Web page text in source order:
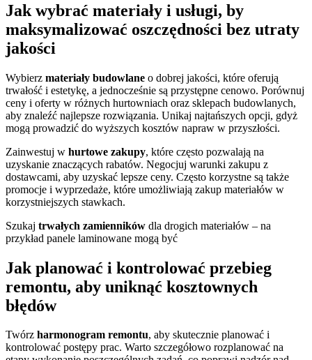
Jak wybrać materiały i usługi, by
maksymalizować oszczędności bez utraty
jakości
Wybierz materiały budowlane o dobrej jakości, które oferują
trwałość i estetykę, a jednocześnie są przystępne cenowo. Porównuj
ceny i oferty w różnych hurtowniach oraz sklepach budowlanych,
aby znaleźć najlepsze rozwiązania. Unikaj najtańszych opcji, gdyż
mogą prowadzić do wyższych kosztów napraw w przyszłości.
Zainwestuj w hurtowe zakupy, które często pozwalają na
uzyskanie znaczących rabatów. Negocjuj warunki zakupu z
dostawcami, aby uzyskać lepsze ceny. Często korzystne są także
promocje i wyprzedaże, które umożliwiają zakup materiałów w
korzystniejszych stawkach.
Szukaj trwałych zamienników dla drogich materiałów – na
przykład panele laminowane mogą być
Jak planować i kontrolować przebieg
remontu, aby uniknąć kosztownych
błędów
Twórz harmonogram remontu, aby skutecznie planować i
kontrolować postępy prac. Warto szczegółowo rozplanować na